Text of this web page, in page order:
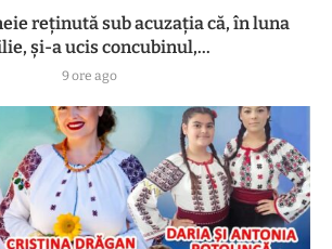
reţinută sub acuzaţia că, în luna
şi-a ucis concubinul,...
9 ore ago